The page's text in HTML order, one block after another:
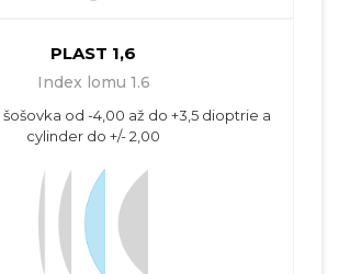
PLAST 1,6
Index lomu 1.6
od -4,00 až do +3,5 dioptrie a
cylinder do +/- 2,00